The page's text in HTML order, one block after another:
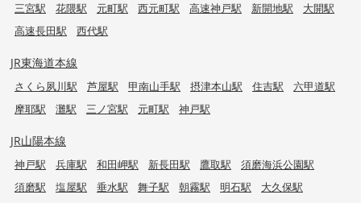
三宮駅 花隈駅 元町駅 西元町駅 高速神戸駅 新開地駅
大開駅
高速長田駅
西代駅
JR東海道本線
さくら夙川駅 芦屋駅 甲南山手駅 摂津本山駅 住吉駅
六甲道駅
摩耶駅
灘駅 三ノ宮駅 元町駅 神戸駅
JR山陽本線
神戸駅 兵庫駅 和田岬駅 新長田駅 鷹取駅
須磨海浜公園駅
須磨駅
塩屋駅 垂水駅 舞子駅 朝霧駅 明石駅 大久保駅